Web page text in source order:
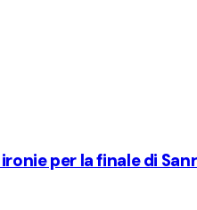
per la finale di